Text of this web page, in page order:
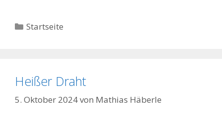
Kategorien
Startseite
Heißer Draht
5. Oktober 2024von Mathias Häberle